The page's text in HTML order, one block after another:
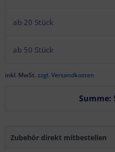
ab 20 Stück
ab 50 Stück
inkl. MwSt. zzgl. Versandkosten
Summe:
Zubehör direkt mitbestellen